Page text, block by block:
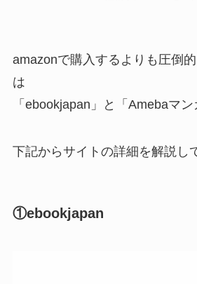
amazonで購入するよりも圧倒
は
「ebookjapan」と「Amebaマン
下記からサイトの詳細を解説し
①ebookjapan